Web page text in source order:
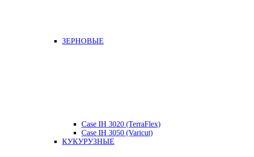
ЗЕРНОВЫЕ
Case IH 3020 (TerraFlex)
Case IH 3050 (Varicut)
КУКУРУЗНЫЕ